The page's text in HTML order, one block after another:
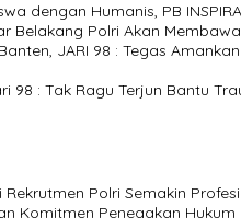
dengan Humanis, PB
Belakang Polri Akan
JARI 98 : Tegas
98 : Tak Ragu Terjun Bantu
Polri Semakin
Komitmen Penegakan